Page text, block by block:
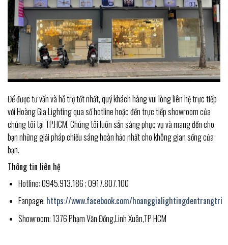
Để được tư vấn và hỗ trợ tốt nhất, quý khách hàng vui lòng liên hệ trực tiếp
với Hoàng Gia Lighting qua số hotline hoặc đến trực tiếp showroom của
chúng tôi tại TP.HCM. Chúng tôi luôn sẵn sàng phục vụ và mang đến cho
bạn những giải pháp chiếu sáng hoàn hảo nhất cho không gian sống của
bạn.
Thông tin liên hệ
Hotline: 0945.913.186 ; 0917.807.100
Fanpage: https://www.facebook.com/hoanggialightingdentrangtri
Showroom: 1376 Phạm Văn Đồng,Linh Xuân,TP HCM